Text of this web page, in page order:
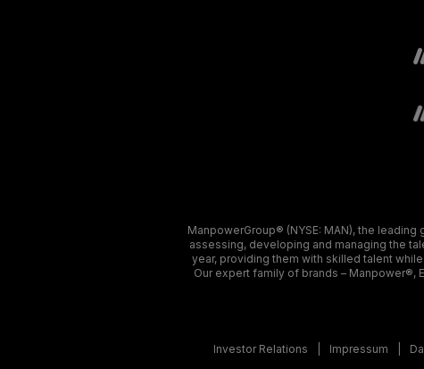
ManpowerGroup® (NYSE: MAN), the
assessing, developing and managing the
year, providing them with skilled talent
Our expert family of brands – Manpower®,
Investor Relations Impressum